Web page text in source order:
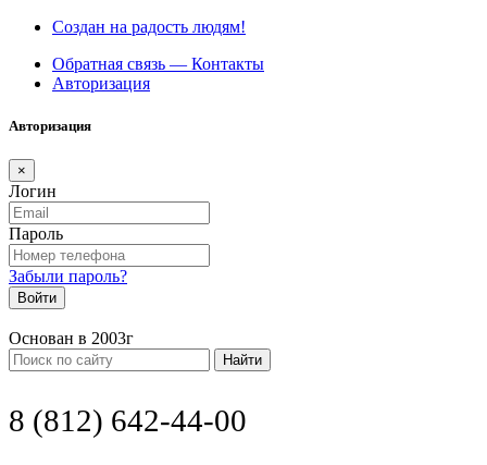
Создан на радость людям!
Обратная связь — Контакты
Авторизация
Авторизация
×
Логин
Пароль
Забыли пароль?
Войти
Основан в 2003г
Найти
8 (812) 642-44-00